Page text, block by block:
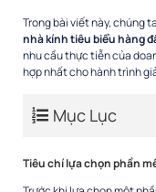
Trong bài viết này, chúng
nhà kính tiêu biểu hàng
nhu cầu thực tiễn của
hợp nhất cho hành trình
Mục Lục
Tiêu chí lựa chọn phần